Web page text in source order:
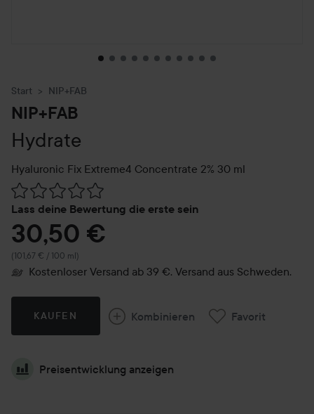
Start NIP+FAB
NIP+FAB
Hydrate
Hyaluronic Fix Extreme4 Concentrate 2% 30 ml
Lass deine Bewertung die erste sein
Weiter zu Reviews & Kommentare
30,50 €
(101,67 € / 100 ml)
Kostenloser Versand ab 39 €. Versand aus Schweden.
KAUFEN Kombinieren Favorit
Preisentwicklung anzeigen